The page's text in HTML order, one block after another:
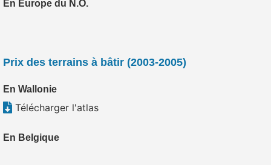
En Europe du N.O.
Prix des terrains à bâtir (2003-2005)
En Wallonie
Télécharger l'atlas
En Belgique